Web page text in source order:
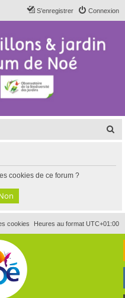
Connexion
S’enregistrer
c
cookies de ce forum ?
Heures au format UTC+01:00
cookies